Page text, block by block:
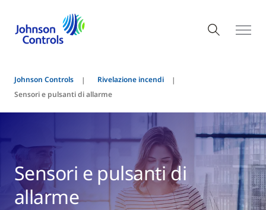
Johnson Controls
Rivelazione incendi
Sensori e pulsanti di allarme
Sensori e pulsanti di
allarme